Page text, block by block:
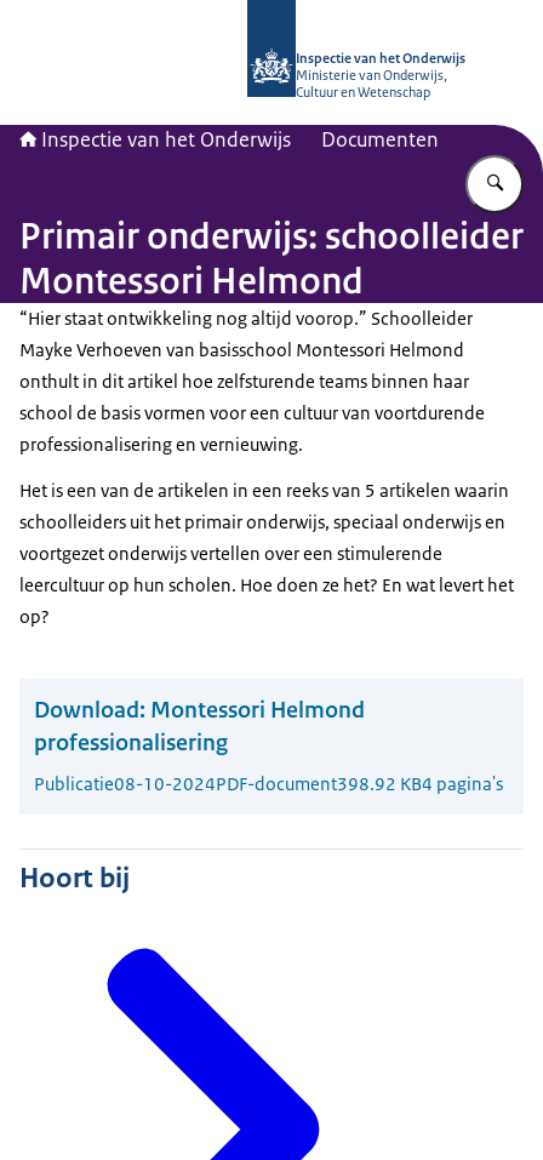
Inspectie van het Onderwijs
Ministerie van Onderwijs,
Cultuur en Wetenschap
Inspectie van het Onderwijs Documenten
Primair onderwijs: schoolleider
Montessori Helmond
“Hier staat ontwikkeling nog altijd voorop.” Schoolleider
Mayke Verhoeven van basisschool Montessori Helmond
onthult in dit artikel hoe zelfsturende teams binnen haar
school de basis vormen voor een cultuur van voortdurende
professionalisering en vernieuwing.
Het is een van de artikelen in een reeks van 5 artikelen waarin
schoolleiders uit het primair onderwijs, speciaal onderwijs en
voortgezet onderwijs vertellen over een stimulerende
leercultuur op hun scholen. Hoe doen ze het? En wat levert het
op?
Download: Montessori Helmond
professionalisering
Publicatie08-10-2024PDF-document398.92 KB4 pagina's
Hoort bij